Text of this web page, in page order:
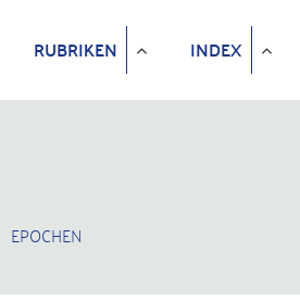
RUBRIKEN INDEX
EPOCHEN